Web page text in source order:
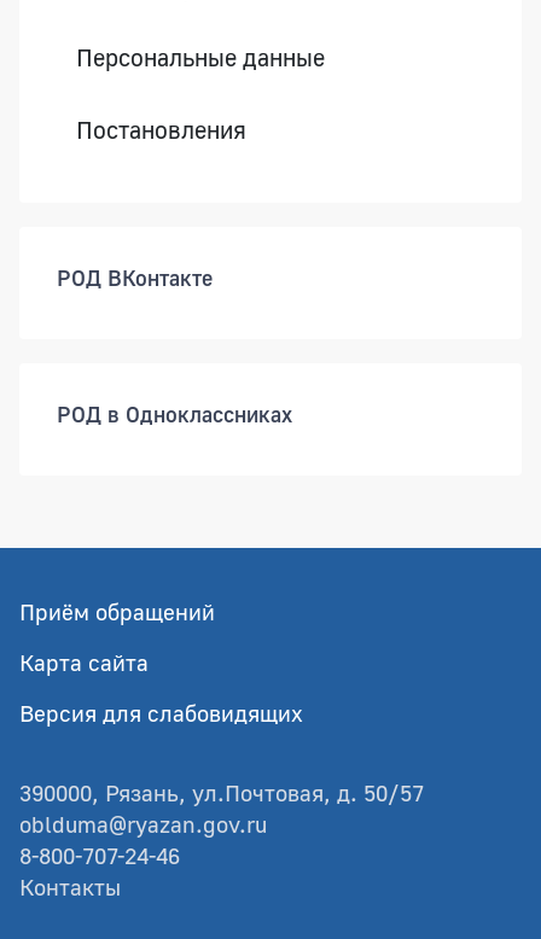
Персональные данные
Постановления
РОД ВКонтакте
РОД в Одноклассниках
Приём обращений
Карта сайта
Версия для слабовидящих
390000, Рязань, ул.Почтовая, д. 50/57
oblduma@ryazan.gov.ru
8-800-707-24-46
Контакты